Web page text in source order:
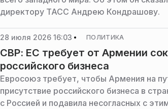
директору ТАСС Андрею Кондрашову.
28 июля 2026 16:03 ПОЛИТИКА
СВР: ЕС требует от Армении
российского бизнеса
Евросоюз требует, чтобы Армения на
присутствие российского бизнеса в
с Россией и подавила несогласных с